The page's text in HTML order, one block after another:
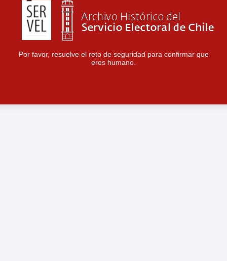
Por favor, resuelve el reto de seguridad para confirmar que
eres humano.